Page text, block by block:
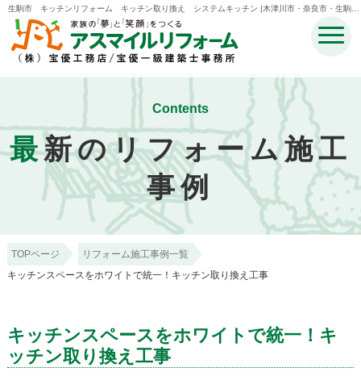
生駒市 キッチンリフォーム キッチン取り換え システムキッチン |木津川市・奈良市・生駒
市・精華町・井手町のリフォームのことなら宝優工務店アスマイルリフォーム
Contents
最新のリフォーム施工
事例
TOPページ
リフォーム施工事例一覧
キッチンスペースをホワイトで統一！キッチン取り換え工事
キッチンスペースをホワイトで統一！キ
ッチン取り換え工事